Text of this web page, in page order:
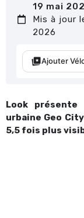
19 mai
Mis à jour
2026
Ajouter
Look
urbaine Geo
5,5 fois plus